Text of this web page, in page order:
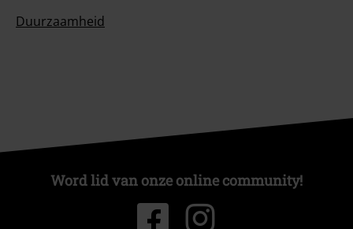
Duurzaamheid
Word lid van onze online community!